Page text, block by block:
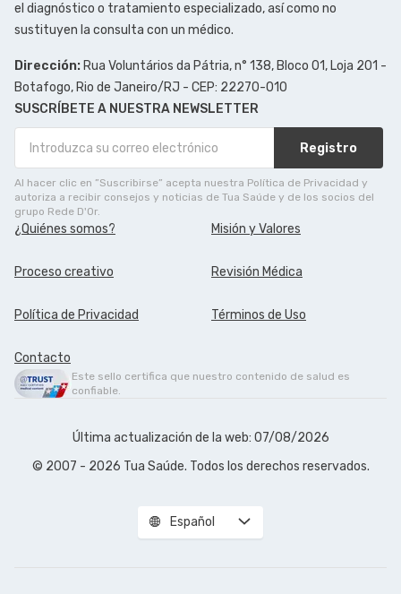
el diagnóstico o tratamiento especializado, así como no
sustituyen la consulta con un médico.
Dirección: Rua Voluntários da Pátria, n° 138, Bloco 01, Loja 201 -
Botafogo, Rio de Janeiro/RJ - CEP: 22270-010
SUSCRÍBETE A NUESTRA NEWSLETTER
Registro
Al hacer clic en ”Suscribirse” acepta nuestra Política de Privacidad y
autoriza a recibir consejos y noticias de Tua Saúde y de los socios del
grupo Rede D'Or.
¿Quiénes somos? Misión y Valores
Proceso creativo Revisión Médica
Política de Privacidad Términos de Uso
Contacto
Este sello certifica que nuestro contenido de salud es
confiable.
Última actualización de la web: 07/08/2026
© 2007 - 2026 Tua Saúde. Todos los derechos reservados.
Español